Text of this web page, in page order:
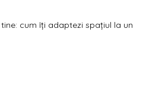
cum îți adaptezi spațiul la un